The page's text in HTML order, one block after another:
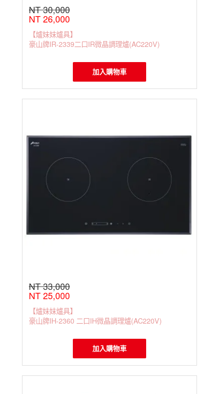
NT 30,000
NT 26,000
【爐妹妹爐具】
豪山牌IR-2339二口IR微晶調理爐(AC220V)
加入購物車
NT 33,000
NT 25,000
【爐妹妹爐具】
豪山牌IH-2360 二口IH微晶調理爐(AC220V)
加入購物車